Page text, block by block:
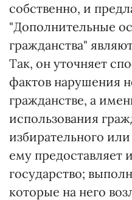
собственно, и
"Дополнительные
гражданства"
Так, он уточняет
фактов нарушения
гражданстве, а
использования
избирательного
ему предоставляет
государство;
которые на него